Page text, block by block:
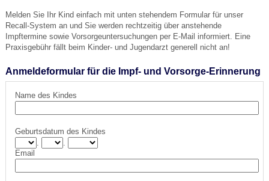
Melden Sie Ihr Kind einfach mit unten stehendem Formular für unser
Recall-System an und Sie werden rechtzeitig über anstehende
Impftermine sowie Vorsorgeuntersuchungen per E-Mail informiert. Eine
Praxisgebühr fällt beim Kinder- und Jugendarzt generell nicht an!
Anmeldeformular für die Impf- und Vorsorge-Erinnerung
Name des Kindes
Geburtsdatum des Kindes
Email